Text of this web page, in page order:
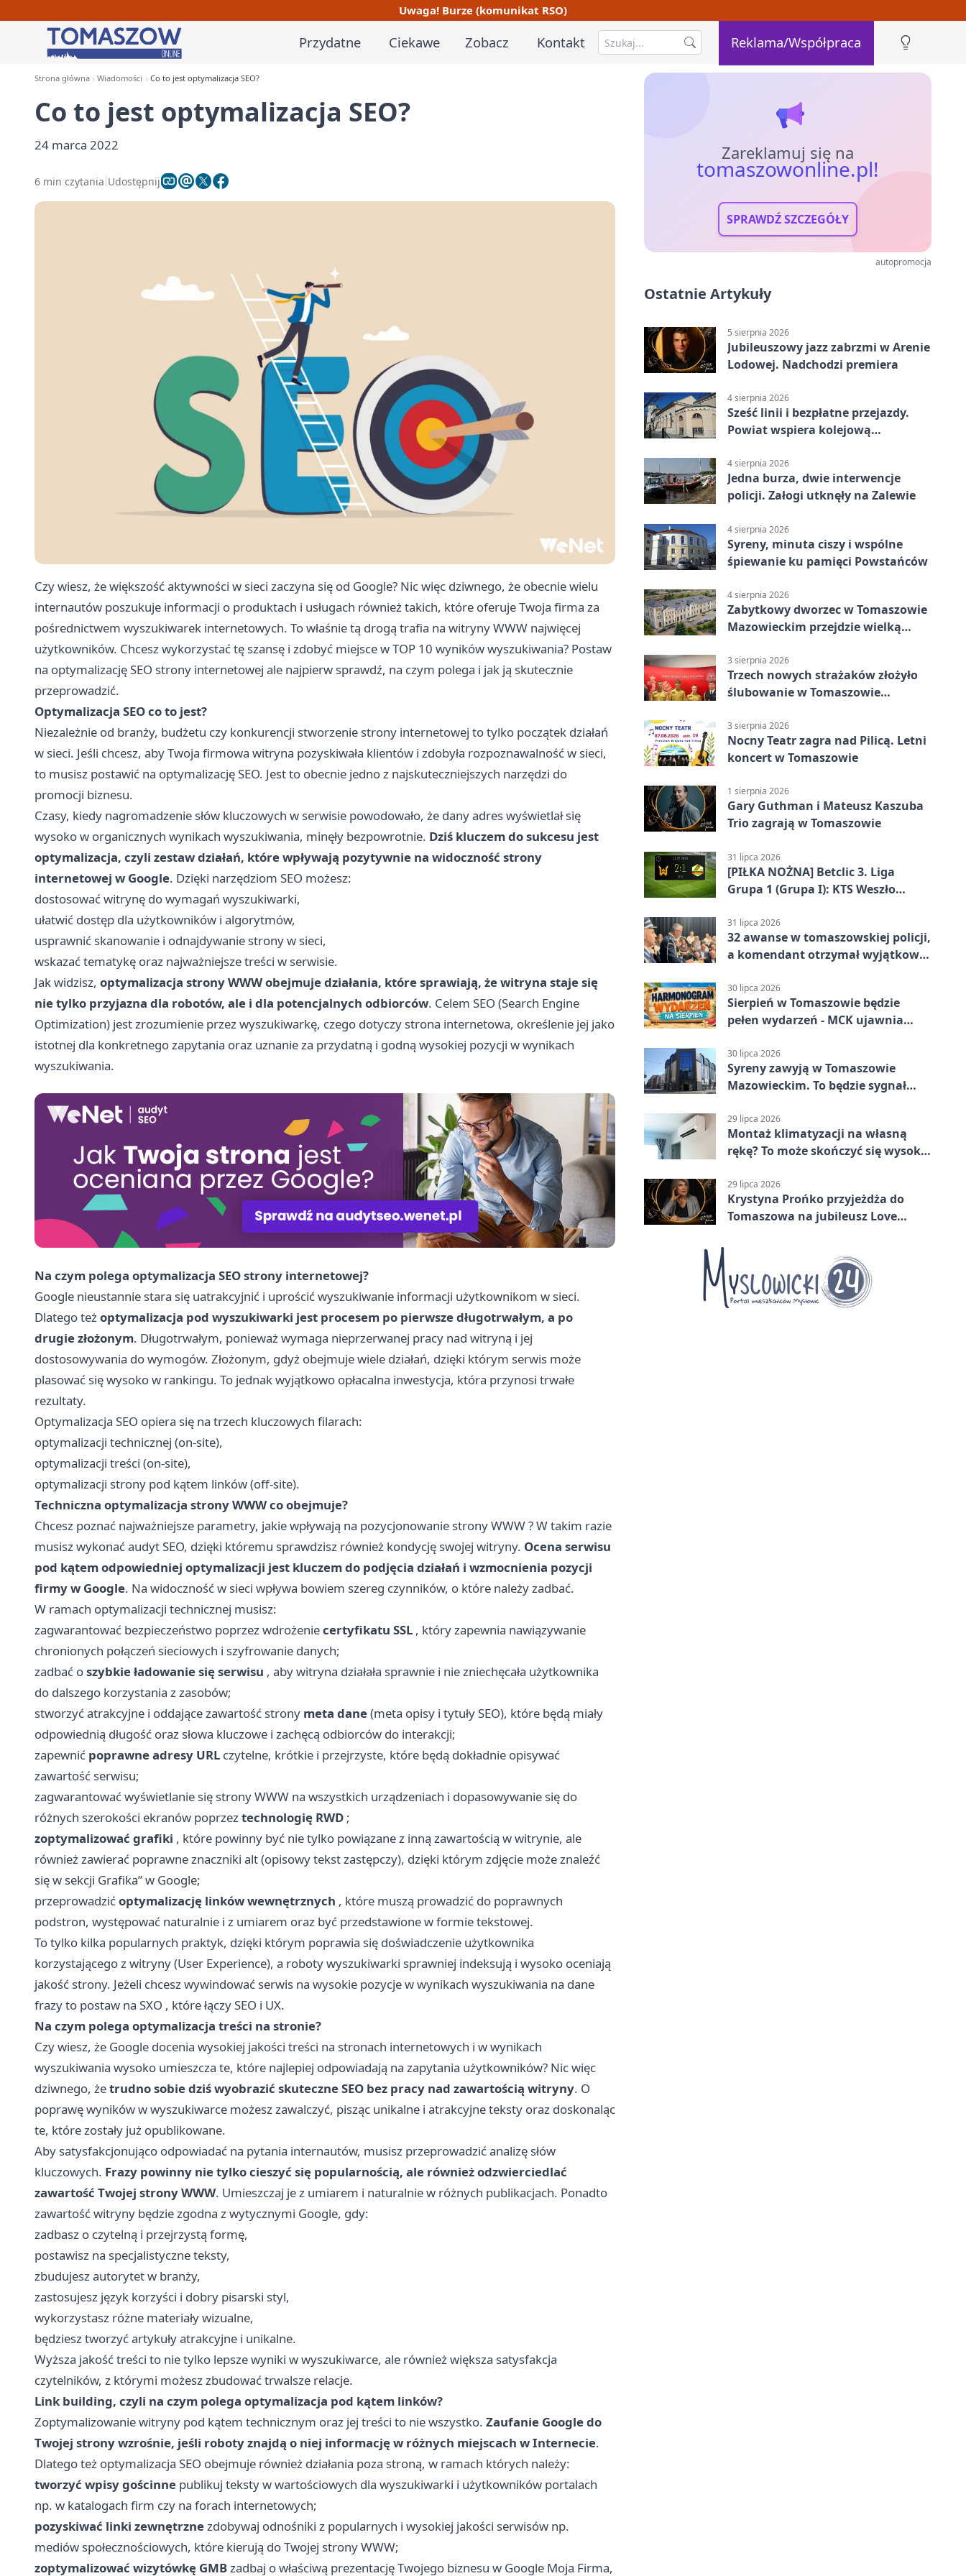
Uwaga! Burze (komunikat RSO)
Przydatne Ciekawe Zobacz Kontakt Reklama/Współpraca
Strona główna Wiadomości Co to jest optymalizacja SEO?
Co to jest optymalizacja SEO?
24 marca 2022
6 min czytania Udostępnij
Czy wiesz, że większość aktywności w sieci zaczyna się od Google? Nic więc dziwnego, że obecnie wielu
internautów poszukuje informacji o produktach i usługach również takich, które oferuje Twoja firma za
pośrednictwem wyszukiwarek internetowych. To właśnie tą drogą trafia na witryny WWW najwięcej
użytkowników. Chcesz wykorzystać tę szansę i zdobyć miejsce w TOP 10 wyników wyszukiwania? Postaw
na optymalizację SEO strony internetowej ale najpierw sprawdź, na czym polega i jak ją skutecznie
przeprowadzić.
Optymalizacja SEO co to jest?
Niezależnie od branży, budżetu czy konkurencji stworzenie strony internetowej to tylko początek działań
w sieci. Jeśli chcesz, aby Twoja firmowa witryna pozyskiwała klientów i zdobyła rozpoznawalność w sieci,
to musisz postawić na optymalizację SEO. Jest to obecnie jedno z najskuteczniejszych narzędzi do
promocji biznesu.
Czasy, kiedy nagromadzenie słów kluczowych w serwisie powodowało, że dany adres wyświetlał się
wysoko w organicznych wynikach wyszukiwania, minęły bezpowrotnie. Dziś kluczem do sukcesu jest
optymalizacja, czyli zestaw działań, które wpływają pozytywnie na widoczność strony
internetowej w Google. Dzięki narzędziom SEO możesz:
dostosować witrynę do wymagań wyszukiwarki,
ułatwić dostęp dla użytkowników i algorytmów,
usprawnić skanowanie i odnajdywanie strony w sieci,
wskazać tematykę oraz najważniejsze treści w serwisie.
Jak widzisz, optymalizacja strony WWW obejmuje działania, które sprawiają, że witryna staje się
nie tylko przyjazna dla robotów, ale i dla potencjalnych odbiorców. Celem SEO (Search Engine
Optimization) jest zrozumienie przez wyszukiwarkę, czego dotyczy strona internetowa, określenie jej jako
istotnej dla konkretnego zapytania oraz uznanie za przydatną i godną wysokiej pozycji w wynikach
wyszukiwania.
Na czym polega optymalizacja SEO strony internetowej?
Google nieustannie stara się uatrakcyjnić i uprościć wyszukiwanie informacji użytkownikom w sieci.
Dlatego teżoptymalizacja pod wyszukiwarki jest procesem po pierwsze długotrwałym, a po
drugie złożonym. Długotrwałym, ponieważ wymaga nieprzerwanej pracy nad witryną i jej
dostosowywania do wymogów. Złożonym, gdyż obejmuje wiele działań, dzięki którym serwis może
plasować się wysoko w rankingu. To jednak wyjątkowo opłacalna inwestycja, która przynosi trwałe
rezultaty.
Optymalizacja SEO opiera się na trzech kluczowych filarach:
optymalizacji technicznej (on-site),
optymalizacji treści (on-site),
optymalizacji strony pod kątem linków (off-site).
Techniczna optymalizacja strony WWW co obejmuje?
Chcesz poznać najważniejsze parametry, jakie wpływają na pozycjonowanie strony WWW? W takim razie
musisz wykonać audyt SEO, dzięki któremu sprawdzisz również kondycję swojej witryny. Ocena serwisu
pod kątem odpowiedniej optymalizacji jest kluczem do podjęcia działań i wzmocnienia pozycji
firmy w Google. Na widoczność w sieci wpływa bowiem szereg czynników, o które należy zadbać.
W ramach optymalizacji technicznej musisz:
zagwarantować bezpieczeństwo poprzez wdrożeniecertyfikatu SSL , który zapewnia nawiązywanie
chronionych połączeń sieciowych i szyfrowanie danych;
zadbać oszybkie ładowanie się serwisu , aby witryna działała sprawnie i nie zniechęcała użytkownika
do dalszego korzystania z zasobów;
stworzyć atrakcyjne i oddające zawartość strony meta dane(meta opisy i tytuły SEO), które będą miały
odpowiednią długość oraz słowa kluczowe i zachęcą odbiorców do interakcji;
zapewnić poprawne adresy URL czytelne, krótkie i przejrzyste, które będą dokładnie opisywać
zawartość serwisu;
zagwarantować wyświetlanie się strony WWW na wszystkich urządzeniach i dopasowywanie się do
różnych szerokości ekranów poprzeztechnologię RWD ;
zoptymalizować grafiki , które powinny być nie tylko powiązane z inną zawartością w witrynie, ale
również zawierać poprawne znaczniki alt (opisowy tekst zastępczy), dzięki którym zdjęcie może znaleźć
się w sekcji Grafika” w Google;
przeprowadzićoptymalizację linków wewnętrznych , które muszą prowadzić do poprawnych
podstron, występować naturalnie i z umiarem oraz być przedstawione w formie tekstowej.
To tylko kilka popularnych praktyk, dzięki którym poprawia się doświadczenie użytkownika
korzystającego z witryny (User Experience), a roboty wyszukiwarki sprawniej indeksują i wysoko oceniają
jakość strony. Jeżeli chcesz wywindować serwis na wysokie pozycje w wynikach wyszukiwania na dane
frazy to postaw na SXO , które łączy SEO i UX.
Na czym polega optymalizacja treści na stronie?
Czy wiesz, że Google docenia wysokiej jakości treści na stronach internetowych i w wynikach
wyszukiwania wysoko umieszcza te, które najlepiej odpowiadają na zapytania użytkowników? Nic więc
dziwnego, żetrudno sobie dziś wyobrazić skuteczne SEO bez pracy nad zawartością witryny. O
poprawę wyników w wyszukiwarce możesz zawalczyć, pisząc unikalne i atrakcyjne teksty oraz doskonaląc
te, które zostały już opublikowane.
Aby satysfakcjonująco odpowiadać na pytania internautów, musisz przeprowadzić analizę słów
kluczowych. Frazy powinny nie tylko cieszyć się popularnością, ale również odzwierciedlać
zawartość Twojej strony WWW. Umieszczaj je z umiarem i naturalnie w różnych publikacjach. Ponadto
zawartość witryny będzie zgodna z wytycznymi Google, gdy:
zadbasz o czytelną i przejrzystą formę,
postawisz na specjalistyczne teksty,
zbudujesz autorytet w branży,
zastosujesz język korzyści i dobry pisarski styl,
wykorzystasz różne materiały wizualne,
będziesz tworzyć artykuły atrakcyjne i unikalne.
Wyższa jakość treści to nie tylko lepsze wyniki w wyszukiwarce, ale również większa satysfakcja
czytelników, z którymi możesz zbudować trwalsze relacje.
Link building, czyli na czym polega optymalizacja pod kątem linków?
Zoptymalizowanie witryny pod kątem technicznym oraz jej treści to nie wszystko. Zaufanie Google do
Twojej strony wzrośnie, jeśli roboty znajdą o niej informację w różnych miejscach w Internecie.
Dlatego też optymalizacja SEO obejmuje również działania poza stroną, w ramach których należy:
tworzyć wpisy gościnne publikuj teksty w wartościowych dla wyszukiwarki i użytkowników portalach
np. w katalogach firm czy na forach internetowych;
pozyskiwać linki zewnętrznezdobywaj odnośniki z popularnych i wysokiej jakości serwisów np.
mediów społecznościowych, które kierują do Twojej strony WWW;
zoptymalizować wizytówkę GMBzadbaj o właściwą prezentację Twojego biznesu w Google Moja Firma,
Zareklamuj się na
tomaszowonline.pl!
SPRAWDŹ SZCZEGÓŁY
autopromocja
Ostatnie Artykuły
5 sierpnia 2026
Jubileuszowy jazz zabrzmi w Arenie
Lodowej. Nadchodzi premiera
4 sierpnia 2026
Sześć linii i bezpłatne przejazdy.
Powiat wspiera kolejową
4 sierpnia 2026
Jedna burza, dwie interwencje
policji. Załogi utknęły na Zalewie
4 sierpnia 2026
Syreny, minuta ciszy i wspólne
śpiewanie ku pamięci Powstańców
4 sierpnia 2026
Zabytkowy dworzec w Tomaszowie
Mazowieckim przejdzie wielką
wykonawcy
3 sierpnia 2026
Trzech nowych strażaków złożyło
ślubowanie w Tomaszowie
3 sierpnia 2026
Nocny Teatr zagra nad Pilicą. Letni
koncert w Tomaszowie
1 sierpnia 2026
Gary Guthman i Mateusz Kaszuba
Trio zagrają w Tomaszowie
31 lipca 2026
[PIŁKA NOŻNA] Betclic 3. Liga
Grupa 1 (Grupa I): KTS Weszło
Mazowiecki 2:1
31 lipca 2026
32 awanse w tomaszowskiej policji,
a komendant otrzymał wyjątkowy
30 lipca 2026
Sierpień w Tomaszowie będzie
pełen wydarzeń - MCK ujawnia
30 lipca 2026
Syreny zawyją w Tomaszowie
Mazowieckim. To będzie sygnał
29 lipca 2026
Montaż klimatyzacji na własną
rękę? To może skończyć się wysoką
29 lipca 2026
Krystyna Prońko przyjeżdża do
Tomaszowa na jubileusz Love